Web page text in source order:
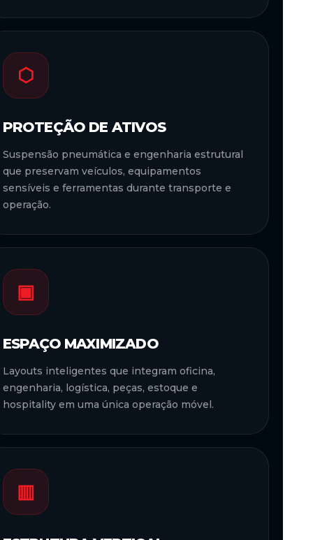
⬡
PROTEÇÃO DE ATIVOS
Suspensão pneumática e engenharia estrutural
que preservam veículos, equipamentos
sensíveis e ferramentas durante transporte e
operação.
▣
ESPAÇO MAXIMIZADO
Layouts inteligentes que integram oficina,
engenharia, logística, peças, estoque e
hospitality em uma única operação móvel.
▥